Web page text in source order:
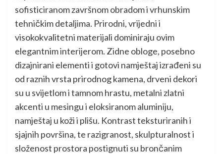
sofisticiranom završnom obradom i vrhunskim
tehničkim detaljima. Prirodni, vrijedni i
visokokvalitetni materijali dominiraju ovim
elegantnim interijerom. Zidne obloge, posebno
dizajnirani elementi i gotovi namještaj izrađeni su
od raznih vrsta prirodnog kamena, drveni dekori
su u svijetlom i tamnom hrastu, metalni zlatni
akcenti u mesingu i eloksiranom aluminiju,
namještaj u koži i plišu. Kontrast teksturiranih i
sjajnih površina, te razigranost, skulpturalnost i
složenost prostora postignuti su brončanim